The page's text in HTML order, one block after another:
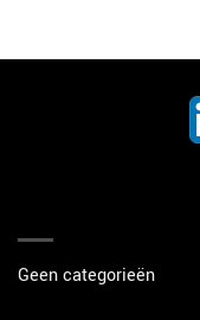
Geen categorieën